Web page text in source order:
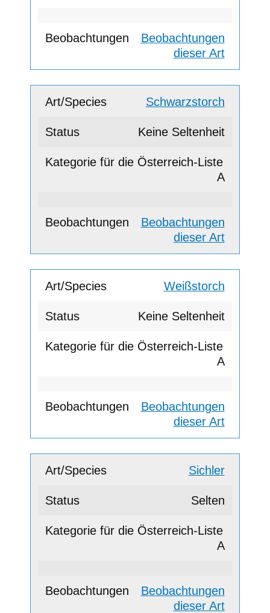
Beobachtungen
dieser Art
Schwarzstorch
Keine Seltenheit
A
Beobachtungen
dieser Art
Weißstorch
Keine Seltenheit
A
Beobachtungen
dieser Art
Sichler
Selten
A
Beobachtungen
dieser Art